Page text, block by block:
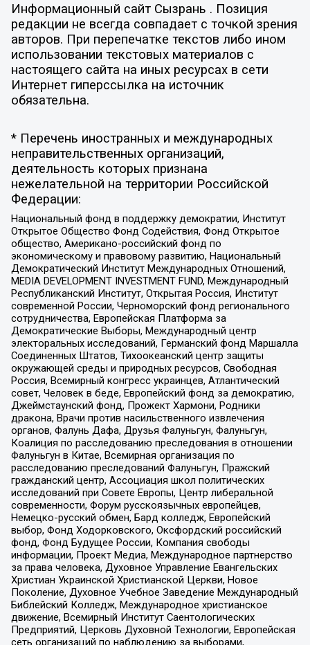
Информационный сайт Сызрань . Позиция
редакции не всегда совпадает с точкой зрения
авторов. При перепечатке текстов либо ином
использовании текстовых материалов с
настоящего сайта на иных ресурсах в сети
Интернет гиперссылка на источник
обязательна.
* Перечень иностранных и международных
неправительственных организаций,
деятельность которых признана
нежелательной на территории Российской
Федерации:
Национальный фонд в поддержку демократии, Институт
Открытое Общество Фонд Содействия, Фонд Открытое
общество, Американо-российский фонд по
экономическому и правовому развитию, Национальный
Демократический Институт Международных Отношений,
MEDIA DEVELOPMENT INVESTMENT FUND, Международный
Республиканский Институт, Открытая Россия, Институт
современной России, Черноморский фонд регионального
сотрудничества, Европейская Платформа за
Демократические Выборы, Международный центр
электоральных исследований, Германский фонд Маршалла
Соединенных Штатов, Тихоокеанский центр защиты
окружающей среды и природных ресурсов, Свободная
Россия, Всемирный конгресс украинцев, Атлантический
совет, Человек в беде, Европейский фонд за демократию,
Джеймстаунский фонд, Прожект Хармони, Родники
дракона, Врачи против насильственного извлечения
органов, Фалунь Дафа, Друзья Фалуньгун, Фалуньгун,
Коалиция по расследованию преследования в отношении
Фалуньгун в Китае, Всемирная организация по
расследованию преследований Фалуньгун, Пражский
гражданский центр, Ассоциация школ политических
исследований при Совете Европы, Центр либеральной
современности, Форум русскоязычных европейцев,
Немецко-русский обмен, Бард колледж, Европейский
выбор, Фонд Ходорковского, Оксфордский российский
фонд, Фонд Будущее России, Компания свободы
информации, Проект Медиа, Международное партнерство
за права человека, Духовное Управление Евангельских
Христиан Украинской Христианской Церкви, Новое
Поколение, Духовное Учебное Заведение Международный
Библейский Колледж, Международное христианское
движение, Всемирный Институт Саентологических
Предприятий, Церковь Духовной Технологии, Европейская
сеть организаций по наблюдению за выборами,